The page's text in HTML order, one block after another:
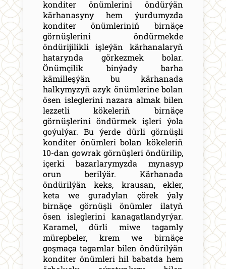
konditer önümlerini öndürýän
kärhanasyny hem ýurdumyzda
konditer önümleriniň birnäçe
görnüşlerini öndürmekde
öndürijilikli işleýän kärhanalaryň
hatarynda görkezmek bolar.
Önümçilik binýady barha
kämilleşýän bu kärhanada
halkymyzyň azyk önümlerine bolan
ösen isleglerini nazara almak bilen
lezzetli kökeleriň birnäçe
görnüşlerini öndürmek işleri ýola
goýulýar. Bu ýerde dürli görnüşli
konditer önümleri bolan kökeleriň
10-dan gowrak görnüşleri öndürilip,
içerki bazarlarymyzda mynasyp
orun berilýär. Kärhanada
öndürilýän keks, krausan, ekler,
keta we guradylan çörek ýaly
birnäçe görnüşli önümler ilatyň
ösen isleglerini kanagatlandyrýar.
Karamel, dürli miwe tagamly
mürepbeler, krem we birnäçe
goşmaça tagamlar bilen öndürilýän
konditer önümleri hil babatda hem